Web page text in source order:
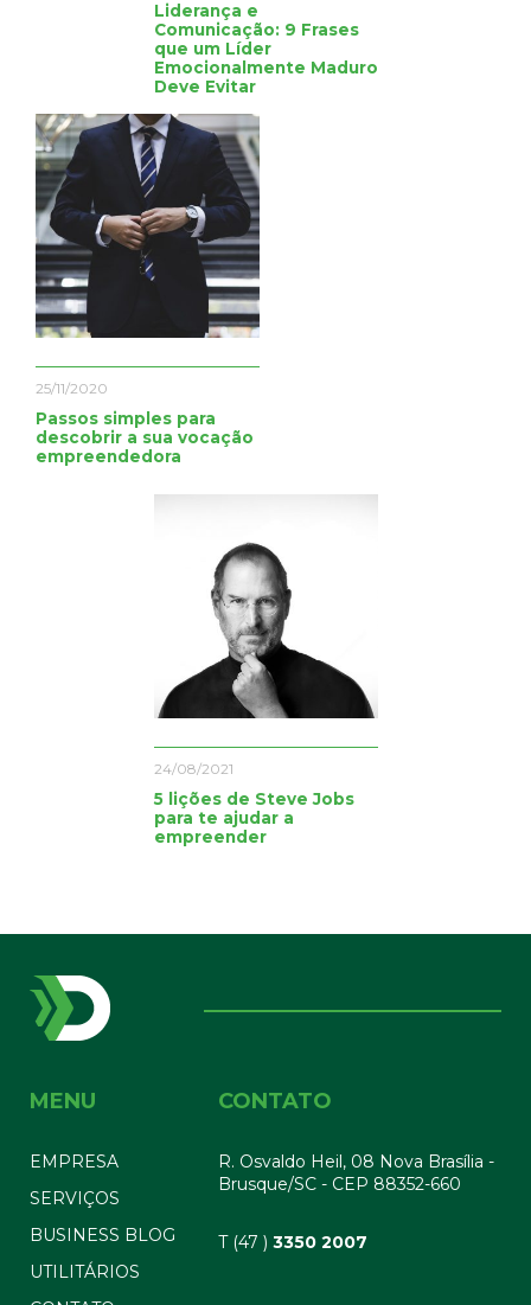
Liderança e
Comunicação: 9 Frases
que um Líder
Emocionalmente Maduro
Deve Evitar
25/11/2020
Passos simples para
descobrir a sua vocação
empreendedora
24/08/2021
5 lições de Steve Jobs
para te ajudar a
empreender
MENU
EMPRESA
SERVIÇOS
BUSINESS BLOG
UTILITÁRIOS
CONTATO
R. Osvaldo Heil, 08 Nova Brasília -
Brusque/SC - CEP 88352-660
T (47 )3350 2007